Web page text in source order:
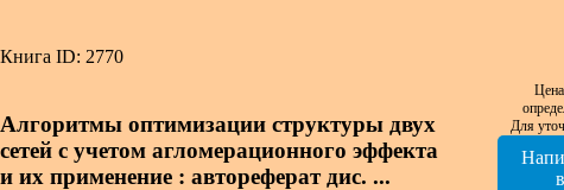
Книга ID: 2770
Алгоритмы оптимизации структуры двух
сетей с учетом агломерационного эффекта
и их применение : автореферат дис. ...
Для
в